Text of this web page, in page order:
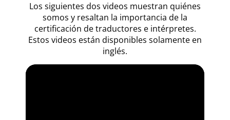
Los siguientes dos videos muestran quiénes
somos y resaltan la importancia de la
certificación de traductores e intérpretes.
Estos videos están disponibles solamente en
inglés.